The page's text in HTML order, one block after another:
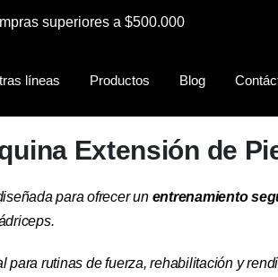
superiores a $500.000
líneas Productos Blog
Extensión de
para ofrecer un entrenamiento
para rutinas de fuerza, rehabilitación y